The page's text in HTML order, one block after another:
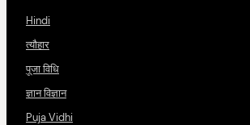
Hindi
त्यौहार
पूजा विधि
ज्ञान विज्ञान
Puja Vidhi